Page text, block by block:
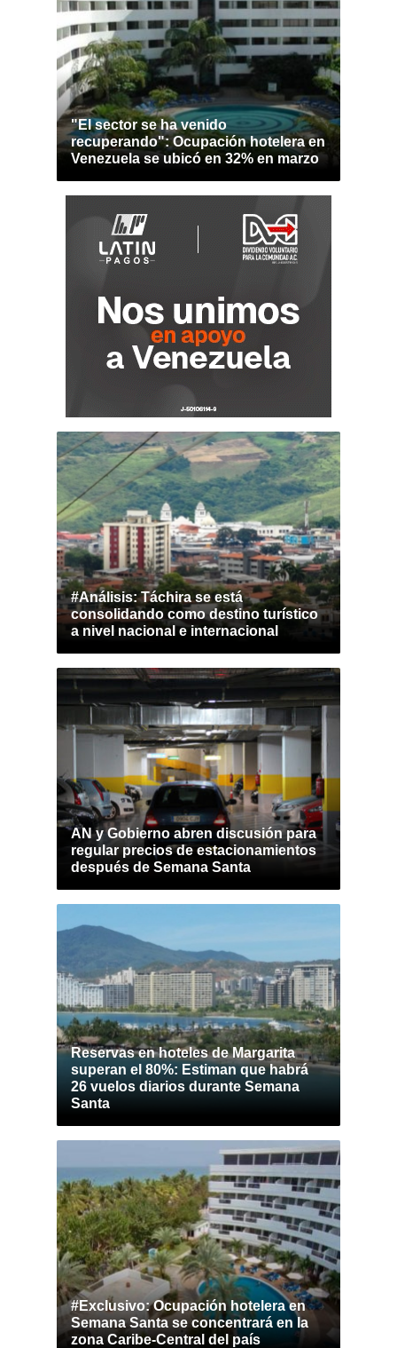
"El sector se ha venido
recuperando": Ocupación hotelera en
Venezuela se ubicó en 32% en marzo
#Análisis: Táchira se está
consolidando como destino turístico
a nivel nacional e internacional
AN y Gobierno abren discusión para
regular precios de estacionamientos
después de Semana Santa
Reservas en hoteles de Margarita
superan el 80%: Estiman que habrá
26 vuelos diarios durante Semana
Santa
#Exclusivo: Ocupación hotelera en
Semana Santa se concentrará en la
zona Caribe-Central del país